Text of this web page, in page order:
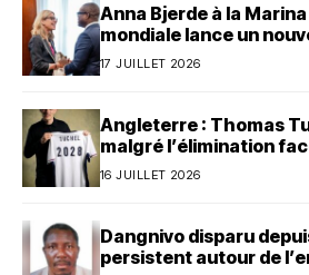
Anna Bjerde à la
mondiale lance un
avec le Bénin
17 JUILLET 2026
Angleterre : Thomas
malgré l’élimination
16 JUILLET 2026
Dangnivo disparu
persistent autour de